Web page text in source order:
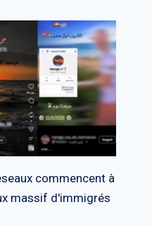
commencent à
massif d'immigrés